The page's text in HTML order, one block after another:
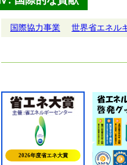
国際協力事業 世界省エネル
2026年度省エネ大賞